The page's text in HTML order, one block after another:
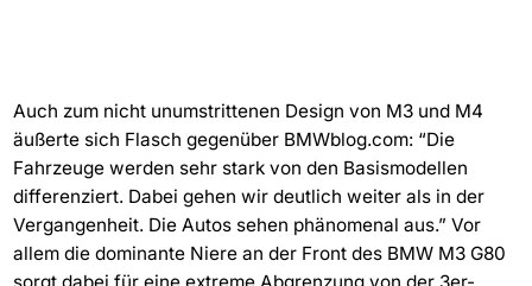
Auch zum nicht unumstrittenen Design von M3 und M4
äußerte sich Flasch gegenüber BMWblog.com: “Die
Fahrzeuge werden sehr stark von den Basismodellen
differenziert. Dabei gehen wir deutlich weiter als in der
Vergangenheit. Die Autos sehen phänomenal aus.” Vor
allem die dominante Niere an der Front des BMW M3 G80
sorgt dabei für eine extreme Abgrenzung von der 3er-